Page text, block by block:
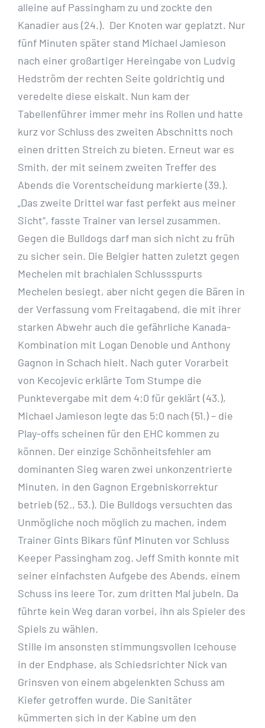
alleine auf Passingham zu und zockte den
Kanadier aus (24.). Der Knoten war geplatzt. Nur
fünf Minuten später stand Michael Jamieson
nach einer großartiger Hereingabe von Ludvig
Hedström der rechten Seite goldrichtig und
veredelte diese eiskalt. Nun kam der
Tabellenführer immer mehr ins Rollen und hatte
kurz vor Schluss des zweiten Abschnitts noch
einen dritten Streich zu bieten. Erneut war es
Smith, der mit seinem zweiten Treffer des
Abends die Vorentscheidung markierte (39.).
„Das zweite Drittel war fast perfekt aus meiner
Sicht“, fasste Trainer van Iersel zusammen.
Gegen die Bulldogs darf man sich nicht zu früh
zu sicher sein. Die Belgier hatten zuletzt gegen
Mechelen mit brachialen Schlussspurts
Mechelen besiegt, aber nicht gegen die Bären in
der Verfassung vom Freitagabend, die mit ihrer
starken Abwehr auch die gefährliche Kanada-
Kombination mit Logan Denoble und Anthony
Gagnon in Schach hielt. Nach guter Vorarbeit
von Kecojevic erklärte Tom Stumpe die
Punktevergabe mit dem 4:0 für geklärt (43.),
Michael Jamieson legte das 5:0 nach (51.) – die
Play-offs scheinen für den EHC kommen zu
können. Der einzige Schönheitsfehler am
dominanten Sieg waren zwei unkonzentrierte
Minuten, in den Gagnon Ergebniskorrektur
betrieb (52., 53.). Die Bulldogs versuchten das
Unmögliche noch möglich zu machen, indem
Trainer Gints Bikars fünf Minuten vor Schluss
Keeper Passingham zog. Jeff Smith konnte mit
seiner einfachsten Aufgebe des Abends, einem
Schuss ins leere Tor, zum dritten Mal jubeln. Da
führte kein Weg daran vorbei, ihn als Spieler des
Spiels zu wählen.
Stille im ansonsten stimmungsvollen Icehouse
in der Endphase, als Schiedsrichter Nick van
Grinsven von einem abgelenkten Schuss am
Kiefer getroffen wurde. Die Sanitäter
kümmerten sich in der Kabine um den